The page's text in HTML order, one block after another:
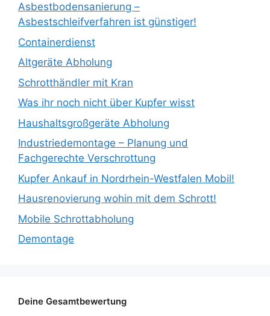
Asbestbodensanierung –
Asbestschleifverfahren ist günstiger!
Containerdienst
Altgeräte Abholung
Schrotthändler mit Kran
Was ihr noch nicht über Kupfer wisst
Haushaltsgroßgeräte Abholung
Industriedemontage – Planung und
Fachgerechte Verschrottung
Kupfer Ankauf in Nordrhein-Westfalen Mobil!
Hausrenovierung wohin mit dem Schrott!
Mobile Schrottabholung
Demontage
Deine Gesamtbewertung